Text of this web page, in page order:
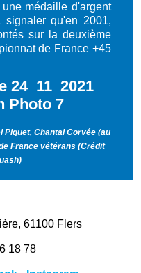
médaille d'argent
qu'en 2001,
sur la deuxième
de France +45
Piquet, Chantal Corvée (au
France vétérans (Crédit
61100 Flers
18 78